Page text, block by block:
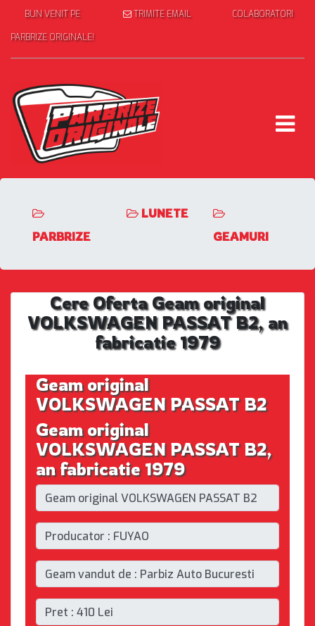
BUN VENIT PE
PARBRIZE ORIGINALE!
TRIMITE EMAIL COLABORATORI
PARBRIZE
LUNETE
GEAMURI
Cere Oferta Geam original
VOLKSWAGEN PASSAT B2, an
fabricatie 1979
Geam original
VOLKSWAGEN PASSAT B2
Geam original
VOLKSWAGEN PASSAT B2,
an fabricatie 1979